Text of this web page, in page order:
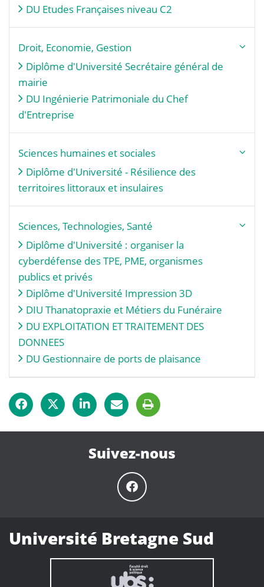
DU Etudes Françaises niveau C2
Droit, Economie, Gestion
Diplôme d'Université Secrétaire général de
mairie
DU Ingénierie Patrimoniale du Chef
d'Entreprise
Sciences humaines et sociales
Diplôme d'Université - Résilience des
territoires littoraux et insulaires
Sciences, Technologies, Santé
Diplôme d'Université : organiser la
cyberdéfense des TPE, PME, organismes
publics et privés
Diplôme d'Université Impression 3D
DIU Thanatopraxie et Métiers du Funéraire
DU EXPLOITATION ET TRAITEMENT DES
DONNEES
DU Gestionnaire de ports de plaisance
Suivez-nous
Université Bretagne Sud